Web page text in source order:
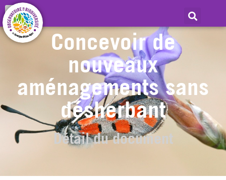
Concevoir de
nouveaux
aménagements sans
désherbant
Détail du document